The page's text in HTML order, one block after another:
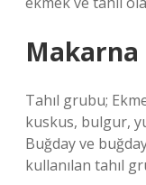
Makarna
Tahıl grubu;
kuskus, bulgur,
Buğday ve
kullanılan tahıl